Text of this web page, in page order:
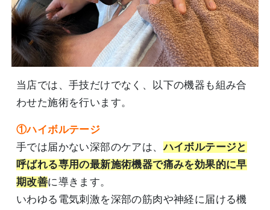
当店では、手技だけでなく、以下の機器も組み合
わせた施術を行います。
①ハイボルテージ
手では届かない深部のケアは、ハイボルテージと
呼ばれる専用の最新施術機器で痛みを効果的に早
期改善に導きます。
いわゆる電気刺激を深部の筋肉や神経に届ける機